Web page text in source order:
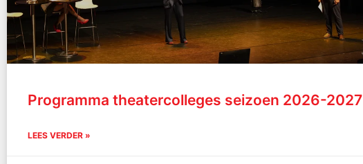
Programma theatercolleges seizoen 2026-2027
LEES VERDER »